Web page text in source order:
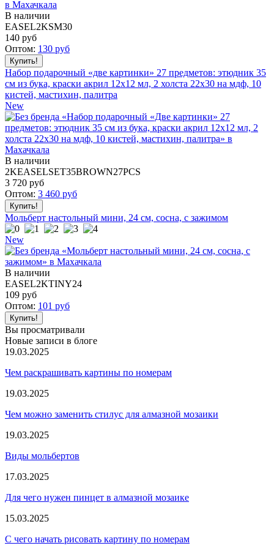
В наличии
EASEL2KSM30
140 руб
Оптом: 130 руб
Набор подарочный «две картинки» 27 предметов: этюдник 35
см из бука, краски акрил 12x12 мл, 2 холста 22x30 на мдф, 10
кистей, мастихин, палитра
New
В наличии
2KEASELSET35BROWN27PCS
3 720 руб
Оптом: 3 460 руб
Мольберт настольный мини, 24 см, сосна, с зажимом
New
В наличии
EASEL2KTINY24
109 руб
Оптом: 101 руб
Вы просматривали
Новые записи в блоге
19.03.2025
Чем раскрашивать картины по номерам
19.03.2025
Чем можно заменить стилус для алмазной мозаики
19.03.2025
Виды мольбертов
17.03.2025
Для чего нужен пинцет в алмазной мозаике
15.03.2025
С чего начать рисовать картину по номерам